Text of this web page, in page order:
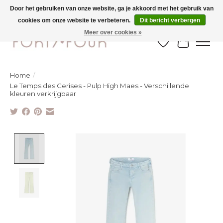
Ontdek de nieuwe najaarscollectie nu in de winkel - selectie online
Verlanglijst
Home /
Le Temps des Cerises - Pulp High Maes - Verschillende
kleuren verkrijgbaar
Door het gebruiken van onze website, ga je akkoord met het gebruik van
cookies om onze website te verbeteren.
Dit bericht verbergen
Meer over cookies »